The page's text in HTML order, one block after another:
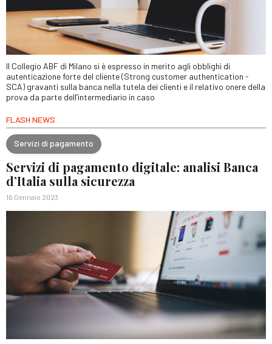
Il Collegio ABF di Milano si è espresso in merito agli obblighi di
autenticazione forte del cliente (Strong customer authentication -
SCA) gravanti sulla banca nella tutela dei clienti e il relativo onere della
prova da parte dell’intermediario in caso
FLASH NEWS
Servizi di pagamento
Servizi di pagamento digitale: analisi Banca
d’Italia sulla sicurezza
16 Gennaio 2023